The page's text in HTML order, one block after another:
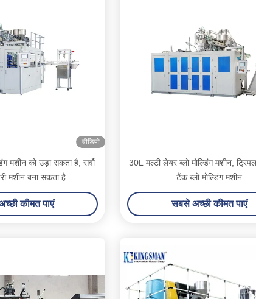
वीडियो
मशीन को उड़ा सकता है, सर्वो
मशीन बना सकता है
कीमत पाएं
30L मल्टी लेयर ब्लो मोल्डिंग मशीन,
टैंक ब्लो मोल्डिंग मशीन
सबसे अच्छी कीमत पाएं